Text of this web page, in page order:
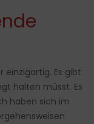
Es gibt
halten müsst. Es
haben sich im